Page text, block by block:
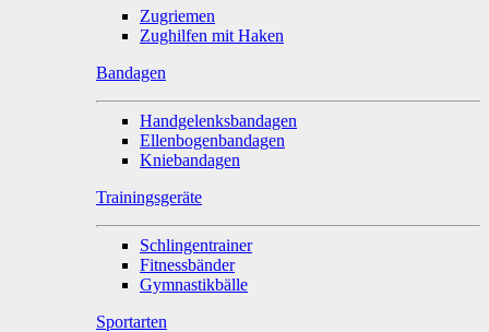
Zugriemen
Zughilfen mit Haken
Bandagen
Handgelenksbandagen
Ellenbogenbandagen
Kniebandagen
Trainingsgeräte
Schlingentrainer
Fitnessbänder
Gymnastikbälle
Sportarten